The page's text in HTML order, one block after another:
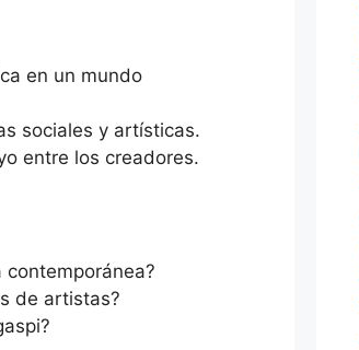
en un mundo
sociales y artísticas.
entre los creadores.
de artistas?